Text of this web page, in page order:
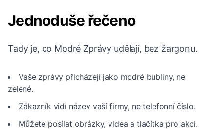
Jednoduše řečeno
Tady je, co Modré Zprávy udělají, bez žargonu.
Vaše zprávy přicházejí jako modré bubliny, ne
zelené.
Zákazník vidí název vaší firmy, ne telefonní číslo.
Můžete posílat obrázky, videa a tlačítka pro akci.